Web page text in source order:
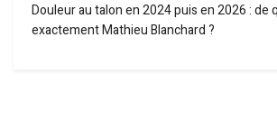
Douleur au talon en 2024 puis en 2026 : de
exactement Mathieu Blanchard ?